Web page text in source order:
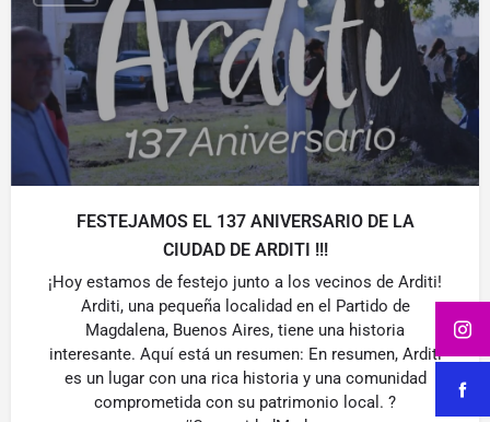
FESTEJAMOS EL 137 ANIVERSARIO DE LA
CIUDAD DE ARDITI !!!
¡Hoy estamos de festejo junto a los vecinos de Arditi!
Arditi, una pequeña localidad en el Partido de
Magdalena, Buenos Aires, tiene una historia
interesante. Aquí está un resumen: En resumen, Arditi
es un lugar con una rica historia y una comunidad
comprometida con su patrimonio local. ?